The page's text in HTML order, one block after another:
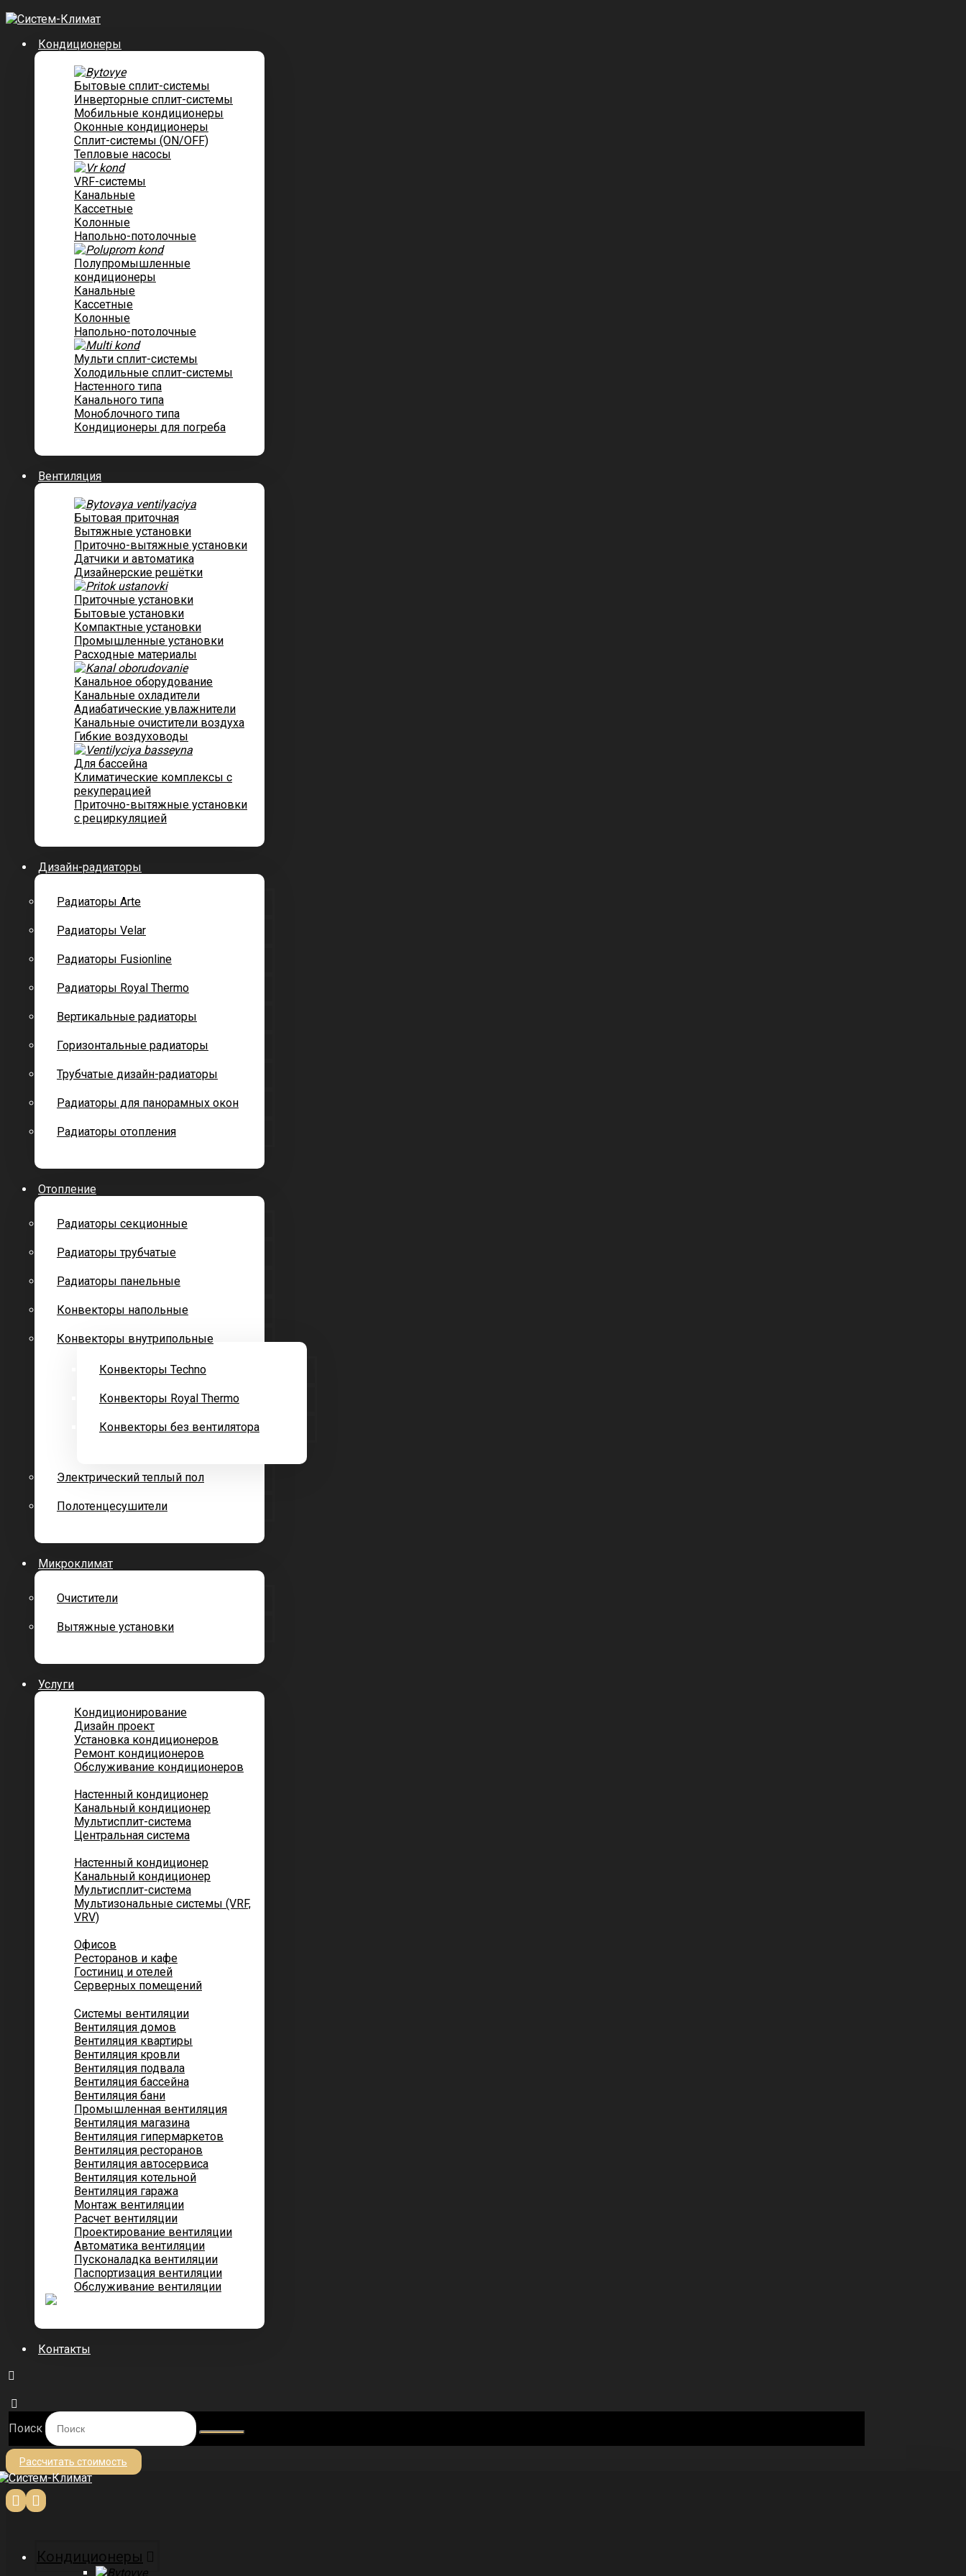
Кондиционеры
Бытовые сплит-системы
Инверторные сплит-системы
Мобильные кондиционеры
Оконные кондиционеры
Сплит-системы (ON/OFF)
Тепловые насосы
VRF-системы
Канальные
Касcетные
Колонные
Напольно-потолочные
Полупромышленные
кондиционеры
Канальные
Кассетные
Колонные
Напольно-потолочные
Мульти сплит-системы
Холодильные сплит-системы
Настенного типа
Канального типа
Моноблочного типа
Кондиционеры для погреба
Вентиляция
Бытовая приточная
Вытяжные установки
Приточно-вытяжные установки
Датчики и автоматика
Дизайнерские решётки
Приточные установки
Бытовые установки
Компактные установки
Промышленные установки
Расходные материалы
Канальное оборудование
Канальные охладители
Адиабатические увлажнители
Канальные очистители воздуха
Гибкие воздуховоды
Для бассейна
Климатические комплексы с
рекуперацией
Приточно-вытяжные установки
с рециркуляцией
Дизайн-радиаторы
Радиаторы Arte
Радиаторы Velar
Радиаторы Fusionline
Радиаторы Royal Thermo
Вертикальные радиаторы
Горизонтальные радиаторы
Трубчатые дизайн-радиаторы
Радиаторы для панорамных окон
Радиаторы отопления
Отопление
Радиаторы секционные
Радиаторы трубчатые
Радиаторы панельные
Конвекторы напольные
Конвекторы внутрипольные
Конвекторы Techno
Конвекторы Royal Thermo
Конвекторы без вентилятора
Электрический теплый пол
Полотенцесушители
Микроклимат
Очистители
Вытяжные установки
Услуги
Кондиционирование
Дизайн проект
Установка кондиционеров
Ремонт кондиционеров
Обслуживание кондиционеров
Настенный кондиционер
Канальный кондиционер
Мультисплит-система
Центральная система
Настенный кондиционер
Канальный кондиционер
Мультисплит-система
Мультизональные системы (VRF,
VRV)
Офисов
Ресторанов и кафе
Гостиниц и отелей
Серверных помещений
Системы вентиляции
Вентиляция домов
Вентиляция квартиры
Вентиляция кровли
Вентиляция подвала
Вентиляция бассейна
Вентиляция бани
Промышленная вентиляция
Вентиляция магазина
Вентиляция гипермаркетов
Вентиляция ресторанов
Вентиляция автосервиса
Вентиляция котельной
Вентиляция гаража
Монтаж вентиляции
Расчет вентиляции
Проектирование вентиляции
Автоматика вентиляции
Пусконаладка вентиляции
Паспортизация вентиляции
Обслуживание вентиляции
Контакты
Поиск
Рассчитать стоимость
Кондиционеры